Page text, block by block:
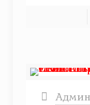
Админ